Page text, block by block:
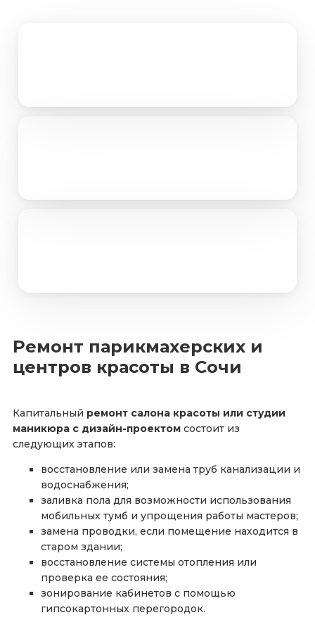
Ремонт парикмахерских и
центров красоты в Сочи
Капитальный ремонт салона красоты или студии
маникюра с дизайн-проектомсостоит из
следующих этапов:
восстановление или замена труб канализации и
водоснабжения;
заливка пола для возможности использования
мобильных тумб и упрощения работы мастеров;
замена проводки, если помещение находится в
старом здании;
восстановление системы отопления или
проверка ее состояния;
зонирование кабинетов с помощью
гипсокартонных перегородок.